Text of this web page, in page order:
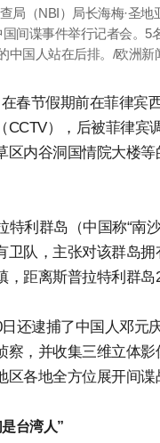
局（NBI）局长海梅·圣
间谍事件举行记者会。
中国人站在后排。/欧洲新
春节假期前在菲律宾
CCTV），后被菲律
区内谷洞国情院大楼
特利群岛（中国称“南
卫队，主张对该群岛
距离斯普拉特利群岛
还逮捕了中国人邓
察，并收集三维立体
各地全方位展开间谍
台湾人”